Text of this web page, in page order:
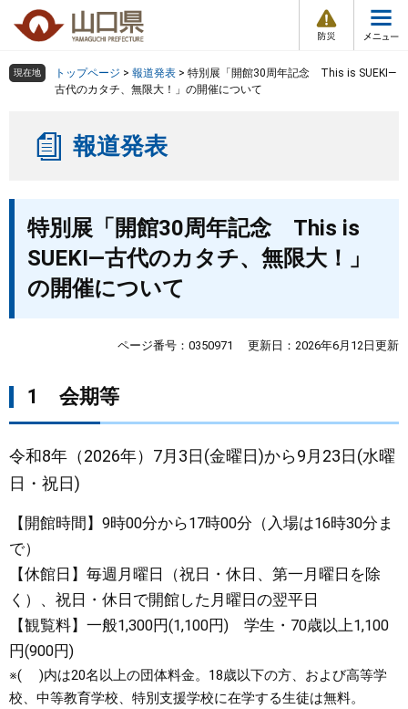
の
ー
情
報
メ
ュ
組織で探す
くらし・環境
健康・福祉
教育・文化・スポーツ
しごと・産業・観光
まちづくり
県政情報
検索の仕方 組織で探す
現在地 トップページ > 報道発表 > 特別展「開館30周年記念 This is SUEKI―
古代のカタチ、無限大！」の開催について
報道発表
特別展「開館30周年記念 This is
SUEKI―古代のカタチ、無限大！」
の開催について
ページ番号：0350971 更新日：2026年6月12日更新
1 会期等
令和8年（2026年）7月3日(金曜日)から9月23日(水曜
日・祝日)
【開館時間】9時00分から17時00分（入場は16時30分ま
で）
【休館日】毎週月曜日（祝日・休日、第一月曜日を除
く）、祝日・休日で開館した月曜日の翌平日
【観覧料】一般1,300円(1,100円) 学生・70歳以上1,100
円(900円)
※( )内は20名以上の団体料金。18歳以下の方、および高等学
校、中等教育学校、特別支援学校に在学する生徒は無料。